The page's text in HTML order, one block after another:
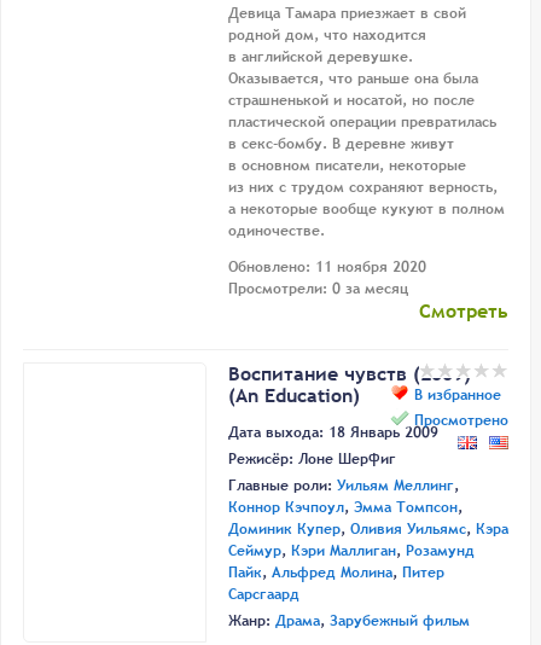
Девица Тамара приезжает в свой
родной дом, что находится
в английской деревушке.
Оказывается, что раньше она была
страшненькой и носатой, но после
пластической операции превратилась
в секс-бомбу. В деревне живут
в основном писатели, некоторые
из них с трудом сохраняют верность,
а некоторые вообще кукуют в полном
одиночестве.
Обновлено: 11 ноября 2020
Просмотрели: 0 за месяц
Смотреть
В избранное
Просмотрено
Воспитание чувств (2009)
(An Education)
Дата выхода: 18 Январь 2009
Режисёр: Лоне Шерфиг
Главные роли: Уильям Меллинг,
Коннор Кэчпоул, Эмма Томпсон,
Доминик Купер, Оливия Уильямс, Кэра
Сеймур, Кэри Маллиган, Розамунд
Пайк, Альфред Молина, Питер
Сарсгаард
Жанр: Драма, Зарубежный фильм